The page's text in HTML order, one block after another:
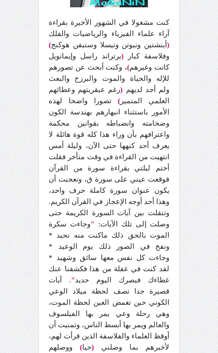
كنت مشغولا في الشهور الأخيرة بقراءة
آراء علماء الفيزياء والرياضيات والفلك
( أينشتين ونيوتن وتيسلا وستيفن هوكنج)
وفلاسفة كبار (برتراند راسل وإيمانويل
كانت وغيرهم)، وكنت أبحث عن تصورهم
للإله والحياة والموت والبرزخ والبعث
ولم أجد لديهم (رغم عبقريتهم وعطائهم
العلمي المتميز ) تصورا واضحا لهذه
الأمور باستثناء انبهارهم بهندسة الكون
وضخامته وانضباطه بقوانين محكمة
واعترافهم بأن وراء هذا كله قوة هائلة لا
يعرف أحد كنهها حتى الآن، وليلة أمس
انتهيت من القراءة في وقت متأخر فقلت
أختم ليلتي بقراءة سورة من القرآن
فوقعت عيني على سورة ق، وتعجبت أن
يكون عنوان سورة كاملة حرف واحد،
وهذا أحد أوجه الإعجاز في القرآن الكريم.
وتنقلت بين آيات السورة الكريمة حتى
وصلت إلى تلك الآيات: "وجاءت سكرة
الموت بالحق ذلك ماكنت منه تحيد *
ونفخ في الصور ذلك يوم الوعيد *
وجاءت كل نفس معها سائق وشهيد *
لقد كنت في غفلة من هذا فكشفنا عنك
غطاءك فبصرك اليوم حديد". آيات
قصيرة جدا تصف لحظة ميلاد الوعي
الكوني حين تغمض العين لحظة الموت،
وهي رحلة وعي يمر بها الفيلسوف
والعالم ويمر بها أبسط الناس، وتمنيت أن
أوقظ العلماء والفلاسفة الذين قرأت لهم،
لأخبرهم بما وصلني (حيا) ووصلهم